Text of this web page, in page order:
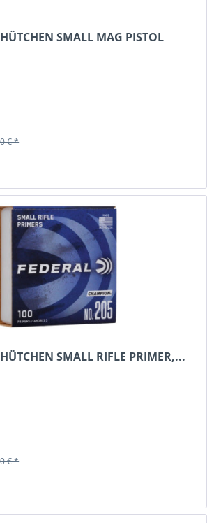
SMALL MAG PISTOL
€ *
SMALL RIFLE PRIMER,...
€ *